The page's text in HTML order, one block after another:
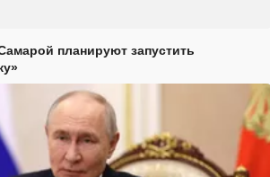
планируют запустить